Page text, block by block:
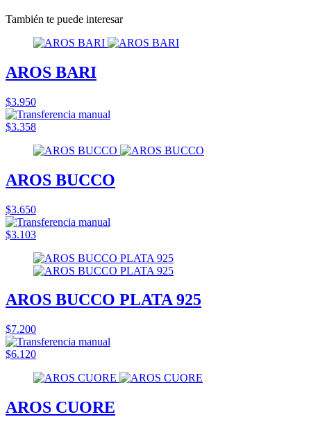
También te puede interesar
AROS BARI
$3.950
$3.358
AROS BUCCO
$3.650
$3.103
AROS BUCCO PLATA 925
$7.200
$6.120
AROS CUORE